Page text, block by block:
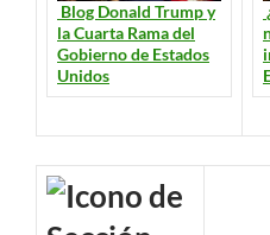
Blog Donald Trump y
la Cuarta Rama del
Gobierno de Estados
Unidos